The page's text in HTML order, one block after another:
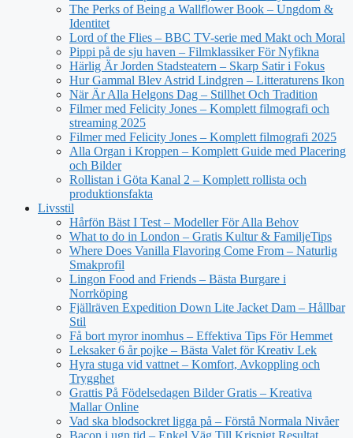
The Perks of Being a Wallflower Book – Ungdom &
Identitet
Lord of the Flies – BBC TV-serie med Makt och Moral
Pippi på de sju haven – Filmklassiker För Nyfikna
Härlig Är Jorden Stadsteatern – Skarp Satir i Fokus
Hur Gammal Blev Astrid Lindgren – Litteraturens Ikon
När Är Alla Helgons Dag – Stillhet Och Tradition
Filmer med Felicity Jones – Komplett filmografi och
streaming 2025
Filmer med Felicity Jones – Komplett filmografi 2025
Alla Organ i Kroppen – Komplett Guide med Placering
och Bilder
Rollistan i Göta Kanal 2 – Komplett rollista och
produktionsfakta
Livsstil
Hårfön Bäst I Test – Modeller För Alla Behov
What to do in London – Gratis Kultur & FamiljeTips
Where Does Vanilla Flavoring Come From – Naturlig
Smakprofil
Lingon Food and Friends – Bästa Burgare i
Norrköping
Fjällräven Expedition Down Lite Jacket Dam – Hållbar
Stil
Få bort myror inomhus – Effektiva Tips För Hemmet
Leksaker 6 år pojke – Bästa Valet för Kreativ Lek
Hyra stuga vid vattnet – Komfort, Avkoppling och
Trygghet
Grattis På Födelsedagen Bilder Gratis – Kreativa
Mallar Online
Vad ska blodsockret ligga på – Förstå Normala Nivåer
Bacon i ugn tid – Enkel Väg Till Krispigt Resultat